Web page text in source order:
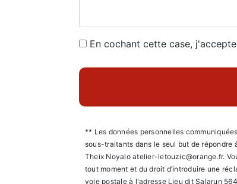
En cochant cette case,
** Les données personnelles
sous-traitants dans le seul but de répondre
Theix Noyalo atelier-letouzic@orange.fr.
tout moment et du droit d’introduire une
voie postale à l'adresse Lieu dit Salarun